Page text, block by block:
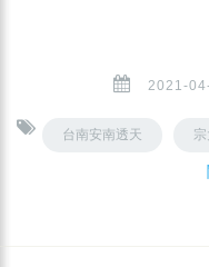
2021-
台南安南透天